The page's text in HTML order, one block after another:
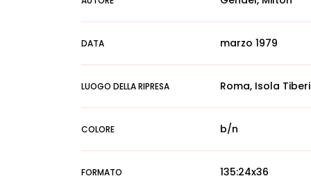
DATA marzo 1979
LUOGO DELLA RIPRESA Roma, Isola
COLORE b/n
FORMATO 135:24x36